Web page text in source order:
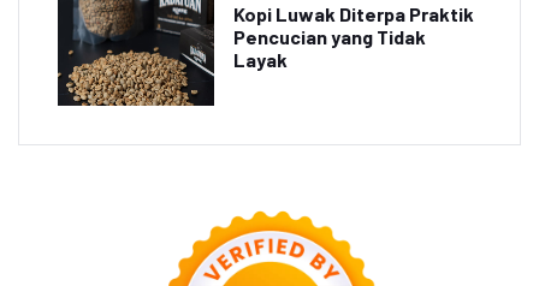
Kopi Luwak Diterpa Praktik
Pencucian yang Tidak
Layak